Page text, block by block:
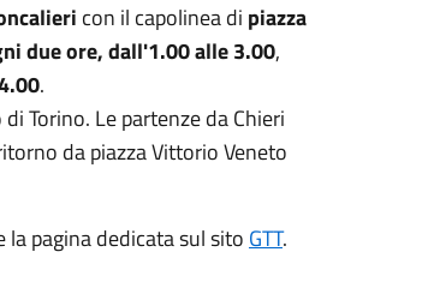
con il capolinea di piazza
due ore, dall'1.00 alle 3.00,
.
Torino. Le partenze da Chieri
da piazza Vittorio Veneto
pagina dedicata sul sito GTT.